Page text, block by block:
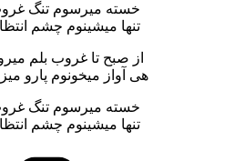
خسته میرسوم تنگ
تنها میشینوم چشم
از صبح تا غروب بلم
هی آواز میخونوم پارو
خسته میرسوم تنگ
تنها میشینوم چشم